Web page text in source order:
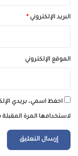
البريد الإلكتروني*
الموقع الإلكتروني
احفظ اسمي، بريدي
لاستخدامها المرة المقبلة